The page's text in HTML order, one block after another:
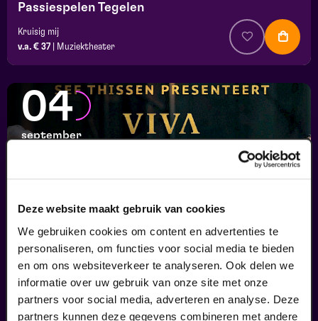
Deze website maakt gebruik van cookies
We gebruiken cookies om content en advertenties te
personaliseren, om functies voor social media te bieden
en om ons websiteverkeer te analyseren. Ook delen we
informatie over uw gebruik van onze site met onze
partners voor social media, adverteren en analyse. Deze
partners kunnen deze gegevens combineren met andere
Passiespelen Tegelen
Kruisig mij
v.a. € 37
Muziektheater
04
september
Viva Classic Live
FilmMuziek